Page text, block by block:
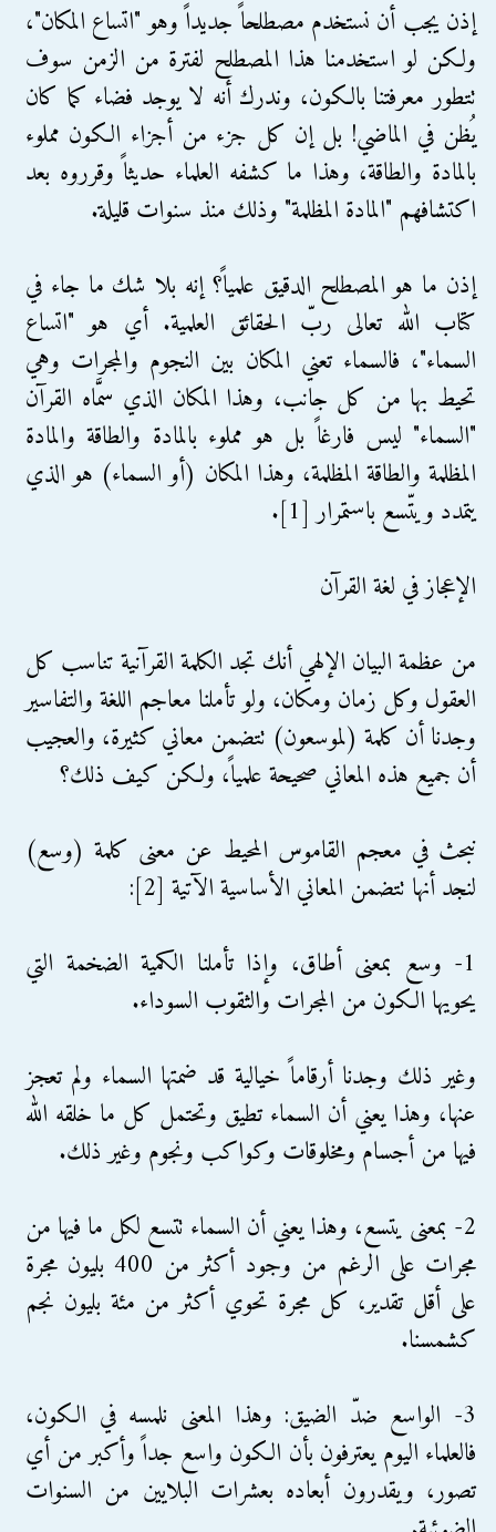
إذن يجب أن نستخدم مصطلحاً جديداً وهو "اتساع المكان"،
ولكن لو استخدمنا هذا المصطلح لفترة من الزمن سوف
تتطور معرفتنا بالكون، وندرك أنه لا يوجد فضاء كما كان
يُظن في الماضي! بل إن كل جزء من أجزاء الكون مملوء
بالمادة والطاقة، وهذا ما كشفه العلماء حديثاً وقرروه بعد
اكتشافهم "المادة المظلمة" وذلك منذ سنوات قليلة.
إذن ما هو المصطلح الدقيق علمياً؟ إنه بلا شك ما جاء في
كتاب الله تعالى ربّ الحقائق العلمية. أي هو "اتساع
السماء"، فالسماء تعني المكان بين النجوم والمجرات وهي
تحيط بها من كل جانب، وهذا المكان الذي سمَّاه القرآن
"السماء" ليس فارغاً بل هو مملوء بالمادة والطاقة والمادة
المظلمة والطاقة المظلمة، وهذا المكان (أو السماء) هو الذي
يتمدد ويتّسع باستمرار [1].
الإعجاز في لغة القرآن
من عظمة البيان الإلهي أنك تجد الكلمة القرآنية تناسب كل
العقول وكل زمان ومكان، ولو تأملنا معاجم اللغة والتفاسير
وجدنا أن كلمة (لموسعون) تتضمن معاني كثيرة، والعجيب
أن جميع هذه المعاني صحيحة علمياً، ولكن كيف ذلك؟
نبحث في معجم القاموس المحيط عن معنى كلمة (وسع)
لنجد أنها تتضمن المعاني الأساسية الآتية [2]:
1- وسع بمعنى أطاق، وإذا تأملنا الكمية الضخمة التي
يحويها الكون من المجرات والثقوب السوداء.
وغير ذلك وجدنا أرقاماً خيالية قد ضمتها السماء ولم تعجز
عنها، وهذا يعني أن السماء تطيق وتحتمل كل ما خلقه الله
فيها من أجسام ومخلوقات وكواكب ونجوم وغير ذلك.
2- بمعنى يتسع، وهذا يعني أن السماء تتسع لكل ما فيها من
مجرات على الرغم من وجود أكثر من 400 بليون مجرة
على أقل تقدير، كل مجرة تحوي أكثر من مئة بليون نجم
كشمسنا.
3- الواسع ضدّ الضيق: وهذا المعنى نلمسه في الكون،
فالعلماء اليوم يعترفون بأن الكون واسع جداً وأكبر من أي
تصور، ويقدرون أبعاده بعشرات البلايين من السنوات